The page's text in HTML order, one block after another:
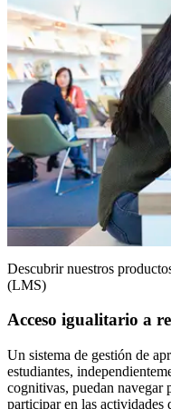
Descubrir nuestros
(LMS)
Acceso igualitario a
Un sistema de gestión de
estudiantes,
cognitivas, puedan navegar
participar en las